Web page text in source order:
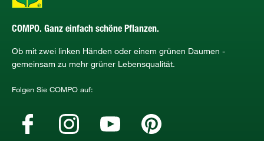
COMPO. Ganz einfach schöne Pflanzen.
Ob mit zwei linken Händen oder einem grünen Daumen -
gemeinsam zu mehr grüner Lebensqualität.
Folgen Sie COMPO auf: